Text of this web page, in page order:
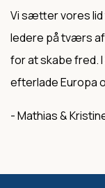
Vi sætter vores lid
ledere på tværs
for at skabe fred.
efterlade Europa
- Mathias &